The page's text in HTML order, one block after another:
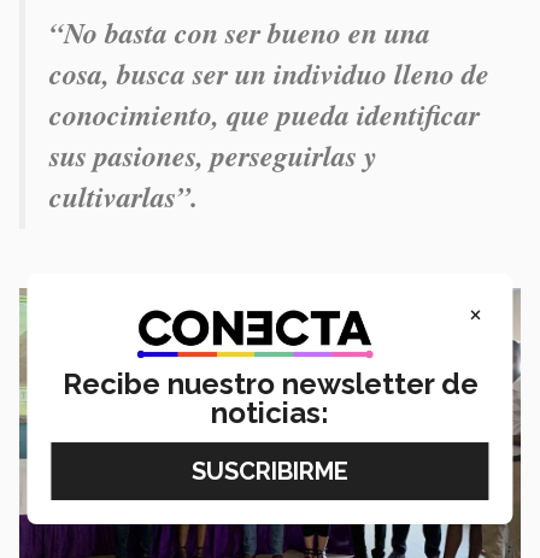
“No basta con ser bueno en una
cosa, busca ser un individuo lleno de
conocimiento, que pueda identificar
sus pasiones, perseguirlas y
cultivarlas”.
×
Recibe nuestro newsletter de
noticias: